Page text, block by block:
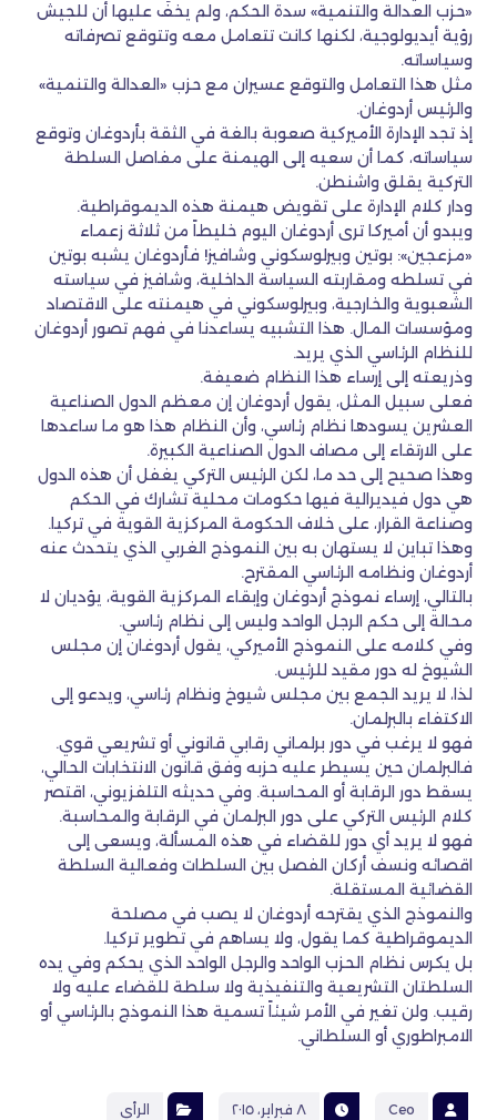
«حزب العدالة والتنمية» سدة الحكم، ولم يخفَ عليها أن للجيش
رؤية أيديولوجية، لكنها كانت تتعامل معه وتتوقع تصرفاته
وسياساته.
مثل هذا التعامل والتوقع عسيران مع حزب «العدالة والتنمية»
والرئيس أردوغان.
إذ تجد الإدارة الأميركية صعوبة بالغة في الثقة بأردوغان وتوقع
سياساته، كما أن سعيه إلى الهيمنة على مفاصل السلطة
التركية يقلق واشنطن.
ودار كلام الإدارة على تقويض هيمنة هذه الديموقراطية.
ويبدو أن أميركا ترى أردوغان اليوم خليطاً من ثلاثة زعماء
«مزعجين»: بوتين وبيرلوسكوني وشافيز! فأردوغان يشبه بوتين
في تسلطه ومقاربته السياسة الداخلية، وشافيز في سياسته
الشعبوية والخارجية، وبيرلوسكوني في هيمنته على الاقتصاد
ومؤسسات المال. هذا التشبيه يساعدنا في فهم تصور أردوغان
للنظام الرئاسي الذي يريد.
وذريعته إلى إرساء هذا النظام ضعيفة.
فعلى سبيل المثل، يقول أردوغان إن معظم الدول الصناعية
العشرين يسودها نظام رئاسي، وأن النظام هذا هو ما ساعدها
على الارتقاء إلى مصاف الدول الصناعية الكبيرة.
وهذا صحيح إلى حد ما، لكن الرئيس التركي يغفل أن هذه الدول
هي دول فيديرالية فيها حكومات محلية تشارك في الحكم
وصناعة القرار، على خلاف الحكومة المركزية القوية في تركيا.
وهذا تباين لا يستهان به بين النموذج الغربي الذي يتحدث عنه
أردوغان ونظامه الرئاسي المقترح.
بالتالي، إرساء نموذج أردوغان وإبقاء المركزية القوية، يؤديان لا
محالة إلى حكم الرجل الواحد وليس إلى نظام رئاسي.
وفي كلامه على النموذج الأميركي، يقول أردوغان إن مجلس
الشيوخ له دور مقيد للرئيس.
لذا، لا يريد الجمع بين مجلس شيوخ ونظام رئاسي، ويدعو إلى
الاكتفاء بالبرلمان.
فهو لا يرغب في دور برلماني رقابي قانوني أو تشريعي قوي.
فالبرلمان حين يسيطر عليه حزبه وفق قانون الانتخابات الحالي،
يسقط دور الرقابة أو المحاسبة. وفي حديثه التلفزيوني، اقتصر
كلام الرئيس التركي على دور البرلمان في الرقابة والمحاسبة.
فهو لا يريد أي دور للقضاء في هذه المسألة، ويسعى إلى
اقصائه ونسف أركان الفصل بين السلطات وفعالية السلطة
القضائية المستقلة.
والنموذج الذي يقترحه أردوغان لا يصب في مصلحة
الديموقراطية كما يقول، ولا يساهم في تطوير تركيا.
بل يكرس نظام الحزب الواحد والرجل الواحد الذي يحكم وفي يده
السلطتان التشريعية والتنفيذية ولا سلطة للقضاء عليه ولا
رقيب. ولن تغير في الأمر شيئاً تسمية هذا النموذج بالرئاسي أو
الامبراطوري أو السلطاني.
Ceo ٨ فبراير، ٢٠١٥ الرأي